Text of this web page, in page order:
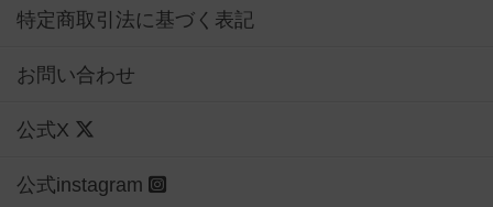
特定商取引法に基づく表記
お問い合わせ
公式X
公式instagram